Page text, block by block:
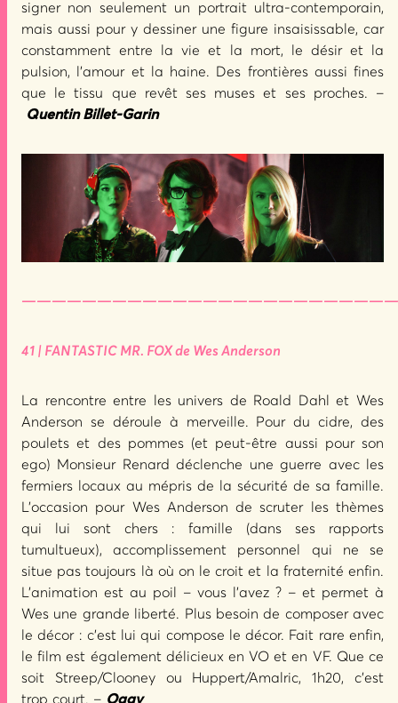
signer non seulement un portrait ultra-contemporain,
mais aussi pour y dessiner une figure insaisissable, car
constamment entre la vie et la mort, le désir et la
pulsion, l’amour et la haine. Des frontières aussi fines
que le tissu que revêt ses muses et ses proches. –
Quentin Billet-Garin
41 | FANTASTIC MR. FOX de Wes Anderson
La rencontre entre les univers de Roald Dahl et Wes
Anderson se déroule à merveille. Pour du cidre, des
poulets et des pommes (et peut-être aussi pour son
ego) Monsieur Renard déclenche une guerre avec les
fermiers locaux au mépris de la sécurité de sa famille.
L’occasion pour Wes Anderson de scruter les thèmes
qui lui sont chers : famille (dans ses rapports
tumultueux), accomplissement personnel qui ne se
situe pas toujours là où on le croit et la fraternité enfin.
L’animation est au poil – vous l’avez ? – et permet à
Wes une grande liberté. Plus besoin de composer avec
le décor : c’est lui qui compose le décor. Fait rare enfin,
le film est également délicieux en VO et en VF. Que ce
soit Streep/Clooney ou Huppert/Amalric, 1h20, c’est
trop court. – Oggy